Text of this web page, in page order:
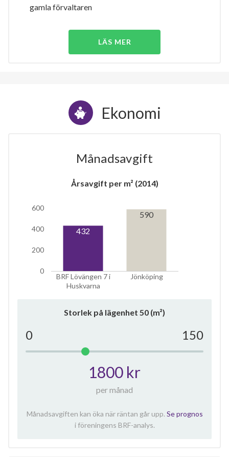
gamla förvaltaren
LÄS MER
Ekonomi
Månadsavgift
Årsavgift per m² (2014)
BRF Lövängen 7 i
Huskvarna
Jönköping
0
200
400
600
432
590
Storlek på lägenhet 50 (m²)
0 150
1800 kr
per månad
Månadsavgiften kan öka när räntan går upp. Se prognos
i föreningens BRF-analys.